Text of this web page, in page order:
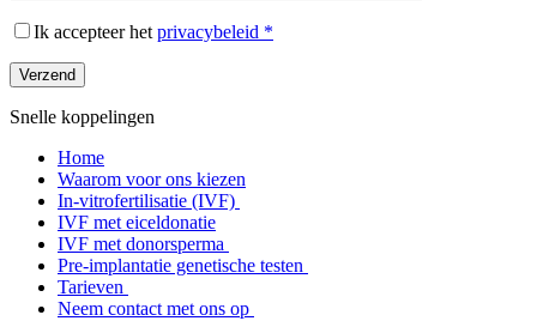
Ik accepteer hetprivacybeleid *
Snelle koppelingen
Home
Waarom voor ons kiezen
In-vitrofertilisatie (IVF)
IVF met eiceldonatie
IVF met donorsperma
Pre-implantatie genetische testen
Tarieven
Neem contact met ons op